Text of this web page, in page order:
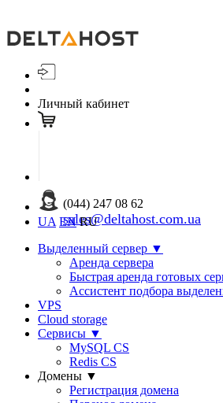
Личный кабинет
(044) 247 08 62
sales@deltahost.com.ua
UA EN RU
Выделенный сервер ▼
Аренда сервера
Быстрая аренда готовых
Ассистент подбора
VPS
Cloud storage
Сервисы ▼
MySQL CS
Redis CS
Домены ▼
Регистрация домена